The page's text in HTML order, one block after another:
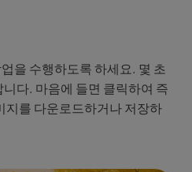
을 수행하도록 하세요. 몇 초
다. 마음에 들면 클릭하여 즉
지를 다운로드하거나 저장하